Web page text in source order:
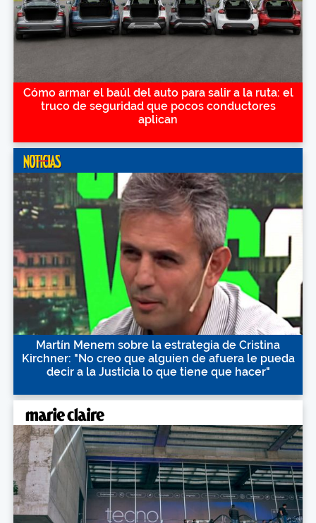
Cómo armar el baúl del auto para salir a la ruta: el
truco de seguridad que pocos conductores
aplican
Martín Menem sobre la estrategia de Cristina
Kirchner: "No creo que alguien de afuera le pueda
decir a la Justicia lo que tiene que hacer"